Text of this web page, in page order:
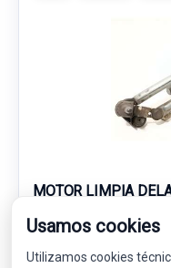
MOTOR LIMPIA
AUDI A3 SPORTBACK
Usamos cookies
Utilizamos cookies